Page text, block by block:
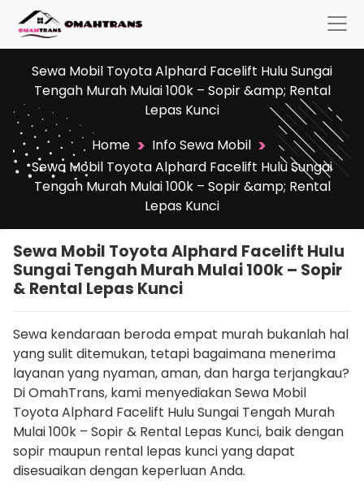
Sewa Mobil Toyota Alphard Facelift Hulu Sungai
Tengah Murah Mulai 100k – Sopir &amp; Rental
Lepas Kunci
Home > Info Sewa Mobil >
Sewa Mobil Toyota Alphard Facelift Hulu Sungai
Tengah Murah Mulai 100k – Sopir &amp; Rental
Lepas Kunci
Sewa Mobil Toyota Alphard Facelift Hulu
Sungai Tengah Murah Mulai 100k – Sopir
& Rental Lepas Kunci
Sewa kendaraan beroda empat murah bukanlah hal
yang sulit ditemukan, tetapi bagaimana menerima
layanan yang nyaman, aman, dan harga terjangkau?
Di OmahTrans, kami menyediakan Sewa Mobil
Toyota Alphard Facelift Hulu Sungai Tengah Murah
Mulai 100k – Sopir & Rental Lepas Kunci, baik dengan
sopir maupun rental lepas kunci yang dapat
disesuaikan dengan keperluan Anda.